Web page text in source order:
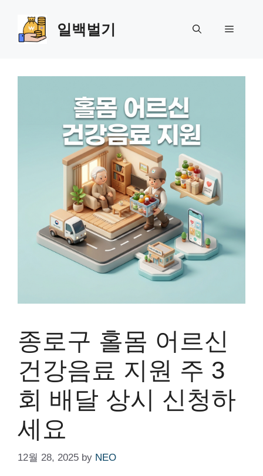
content
일백벌기 Menu
종로구 홀몸 어르신
건강음료 지원 주 3
회 배달 상시 신청하
세요
12월 28, 2025 by NEO